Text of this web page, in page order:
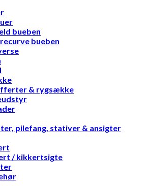
bueben
bueben
& rygsække
pilefang, stativer & ansigter
/ kikkertsigte